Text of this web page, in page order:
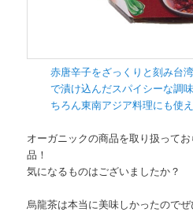
赤唐辛子をざっくりと刻み台
で漬け込んだスパイシーな調
ちろん東南アジア料理にも使
オーガニックの商品を取り扱って
品！
気になるものはございましたか？
烏龍茶は本当に美味しかったので